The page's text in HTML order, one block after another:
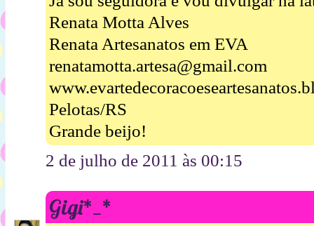
Renata Motta Alves
Renata Artesanatos em EVA
renatamotta.artesa@gmail.com
Pelotas/RS
Grande beijo!
2 de julho de 2011 às 00:15
Gigi*_*